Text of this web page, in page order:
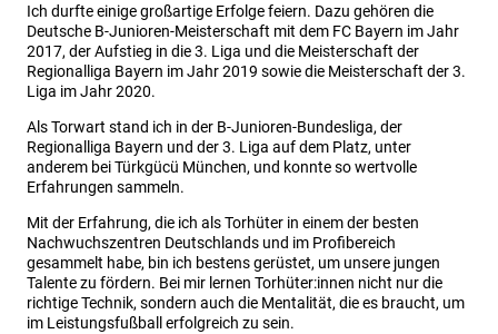
Ich durfte einige großartige Erfolge feiern. Dazu gehören die
Deutsche B-Junioren-Meisterschaft mit dem FC Bayern im Jahr
2017, der Aufstieg in die 3. Liga und die Meisterschaft der
Regionalliga Bayern im Jahr 2019 sowie die Meisterschaft der 3.
Liga im Jahr 2020.
Als Torwart stand ich in der B-Junioren-Bundesliga, der
Regionalliga Bayern und der 3. Liga auf dem Platz, unter
anderem bei Türkgücü München, und konnte so wertvolle
Erfahrungen sammeln.
Mit der Erfahrung, die ich als Torhüter in einem der besten
Nachwuchszentren Deutschlands und im Profibereich
gesammelt habe, bin ich bestens gerüstet, um unsere jungen
Talente zu fördern. Bei mir lernen Torhüter:innen nicht nur die
richtige Technik, sondern auch die Mentalität, die es braucht, um
im Leistungsfußball erfolgreich zu sein.